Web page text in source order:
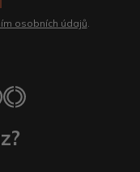
osobních údajů